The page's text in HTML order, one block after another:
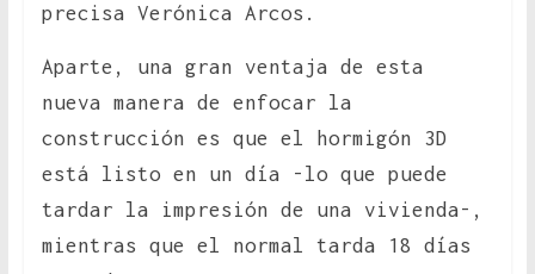
precisa Verónica Arcos.
Aparte, una gran ventaja de esta
nueva manera de enfocar la
construcción es que el hormigón 3D
está listo en un día -lo que puede
tardar la impresión de una vivienda-,
mientras que el normal tarda 18 días